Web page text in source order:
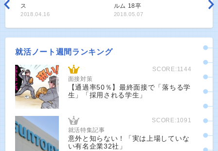
ス
2018.04.16
ルム 18卒
2018.05.07
就活ノート週間ランキング
SCORE:1144
面接対策
【通過率50％】最終面接で「落ちる学
生」「採用される学生」
SCORE:1091
就活特集記事
意外と知らない！「実は上場していな
い有名企業32社」